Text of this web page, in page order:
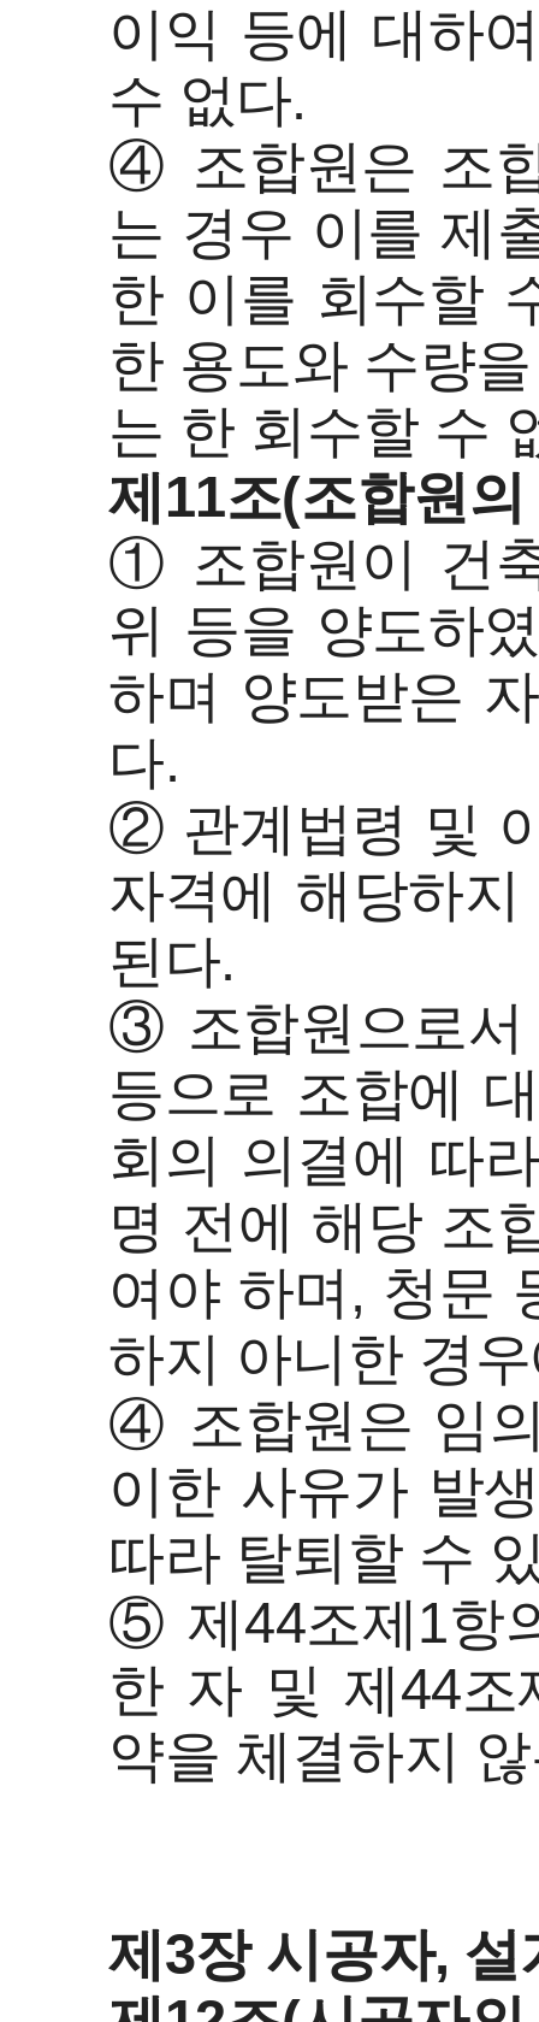
이익 등에 대하
수 없다.
④ 조합원은 조
는 경우 이를 제
한 이를 회수할
한 용도와 수량
는 한 회수할 수
제11조(조합원
① 조합원이 건
위 등을 양도하
하며 양도받은
다.
② 관계법령 및
자격에 해당하
된다.
③ 조합원으로서
등으로 조합에
회의 의결에 따
명 전에 해당 조
여야 하며, 청문
하지 아니한 경
④ 조합원은 임
이한 사유가 발
따라 탈퇴할 수
⑤ 제44조제1항
한 자 및 제44조
약을 체결하지
제3장 시공자,